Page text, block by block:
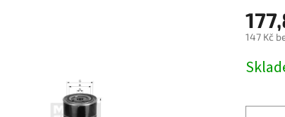
147 Kč
cena: